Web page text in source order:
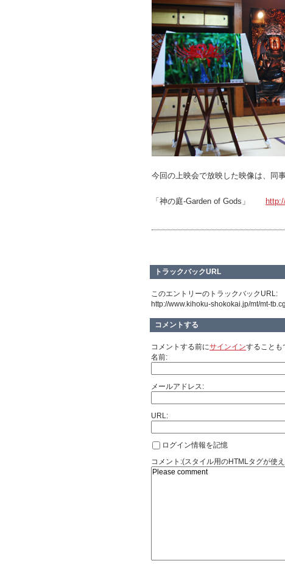
今回の上映会で放映した映像は、同
「神の庭-Garden of Gods」
トラックバックURL
このエントリーのトラックバックURL:
http://www.kihoku-shokokai.jp/mt/mt-
コメントする
コメントする前にサインインすることも
名前:
メールアドレス:
URL:
ログイン情報を記憶
コメント:(スタイル用のHTMLタグが使